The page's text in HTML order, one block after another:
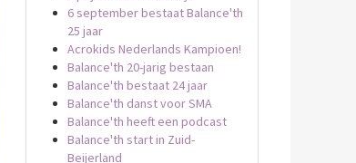
6 september bestaat Balance'th
25 jaar
Acrokids Nederlands Kampioen!
Balance'th 20-jarig bestaan
Balance'th bestaat 24 jaar
Balance'th danst voor SMA
Balance'th heeft een podcast
Balance'th start in Zuid-
Beijerland